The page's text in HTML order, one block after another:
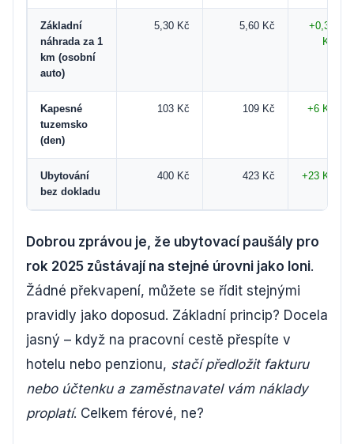
Základní
náhrada za 1
km (osobní
auto)
5,30 Kč 5,60 Kč
+0,30
Kč
Kapesné
tuzemsko
(den)
103 Kč 109 Kč +6 Kč
Ubytování
bez dokladu
400 Kč 423 Kč +23 Kč
Dobrou zprávou je, že ubytovací paušály pro
rok 2025 zůstávají na stejné úrovni jako loni.
Žádné překvapení, můžete se řídit stejnými
pravidly jako doposud. Základní princip? Docela
jasný – když na pracovní cestě přespíte v
hotelu nebo penzionu, stačí předložit fakturu
nebo účtenku a zaměstnavatel vám náklady
proplatí. Celkem férové, ne?